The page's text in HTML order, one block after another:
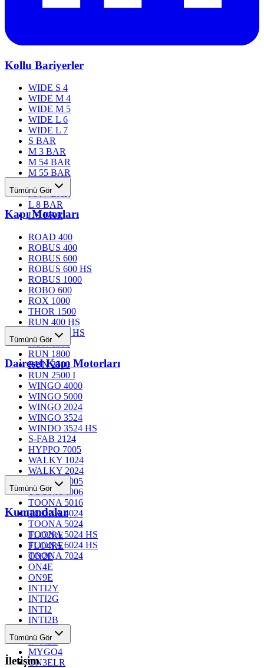
Kollu Bariyerler
WIDE S 4
WIDE M 4
WIDE M 5
WIDE L 6
WIDE L 7
S BAR
M 3 BAR
M 54 BAR
M 55 BAR
M 76 BAR
M 77 BAR
L 8 BAR
L 9 BAR
Tümünü Gör
Kapı Motorları
ROAD 400
ROBUS 400
ROBUS 600
ROBUS 600 HS
ROBUS 1000
ROBO 600
ROX 1000
THOR 1500
RUN 400 HS
RUN 1200 HS
RUN 1500
RUN 1800
RUN 2500
RUN 2500 I
Tümünü Gör
Dairesel Kapı Motorları
WINGO 4000
WINGO 5000
WINGO 2024
WINGO 3524
WINDO 3524 HS
S-FAB 2124
HYPPO 7005
WALKY 1024
WALKY 2024
TOONA 4005
TOONA 4006
TOONA 5016
TOONA 4024
TOONA 5024
TOONA 5024 HS
TOONA 6024 HS
TOONA 7024
Tümünü Gör
Kumandalar
FLO2RE
FLO4RE
ON2E
ON4E
ON9E
INTI2Y
INTI2G
INTI2
INTI2B
INTI2R
INTI2L
MYGO4
ON3ELR
Tümünü Gör
İletişim